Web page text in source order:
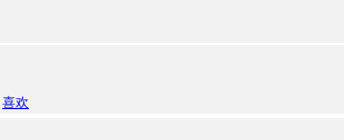
喜欢